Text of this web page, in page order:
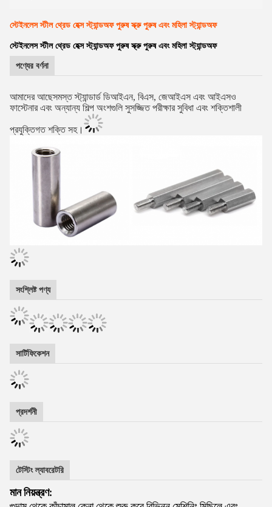
স্টেইনলেস স্টীল থ্রেড হেক্স স্ট্যান্ডঅফ পুরুষ স্ক্রু পুরুষ এবং মহিলা স্ট্যান্ডঅফ
স্টেইনলেস স্টীল থ্রেড হেক্স স্ট্যান্ডঅফ পুরুষ স্ক্রু পুরুষ এবং মহিলা স্ট্যান্ডঅফ
পণ্যের বর্ণনা
আমাদের আছেসমস্ত স্ট্যান্ডার্ড ডিআইএন, বিএস, জেআইএস এবং আইএসও
ফাস্টেনার এবং অন্যান্য শিল্প অংশগুলি সুসজ্জিত পরীক্ষার সুবিধা এবং শক্তিশালী
প্রযুক্তিগত শক্তি সহ।
সংশ্লিষ্ট পণ্য
সার্টিফিকেশন
প্রদর্শনী
টেস্টিং ল্যাবরেটরি
মান নিয়ন্ত্রণ: